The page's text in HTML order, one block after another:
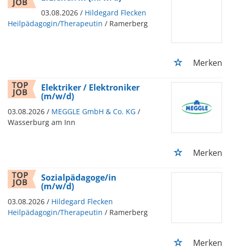
03.08.2026 / Hildegard Flecken
Heilpädagogin/Therapeutin / Ramerberg
Merken
Elektriker / Elektroniker
(m/w/d)
03.08.2026 / MEGGLE GmbH & Co. KG /
Wasserburg am Inn
Merken
Sozialpädagoge/in
(m/w/d)
03.08.2026 / Hildegard Flecken
Heilpädagogin/Therapeutin / Ramerberg
Merken